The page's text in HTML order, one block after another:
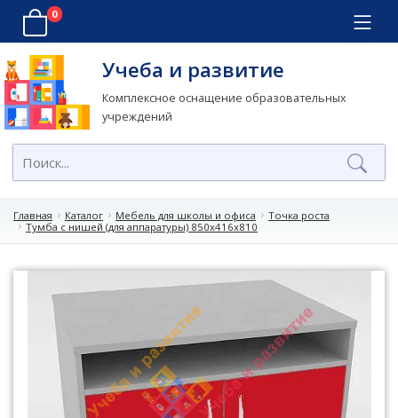
0
Учеба и развитие
Комплексное оснащение образовательных
учреждений
Главная Каталог Мебель для школы и офиса
Точка роста
Тумба с нишей (для аппаратуры) 850х416х810